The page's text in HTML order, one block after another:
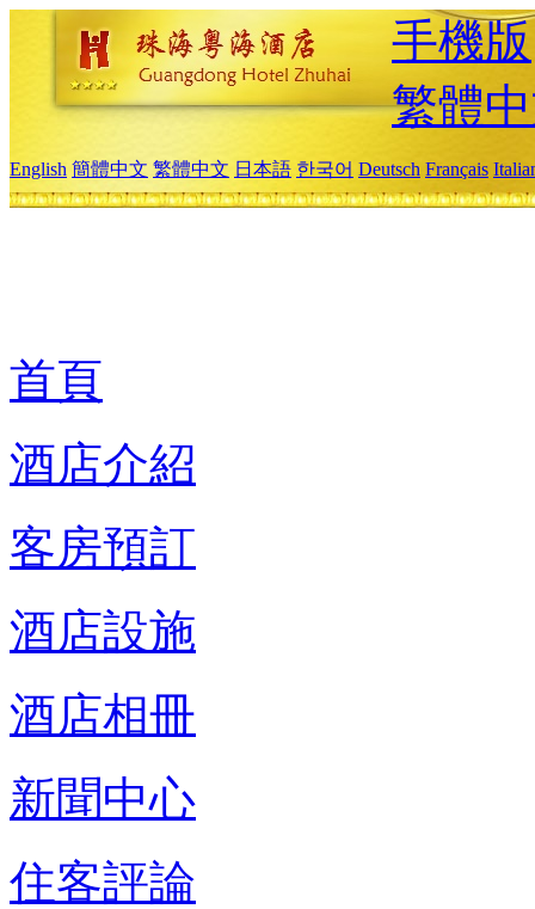
手機版
繁體
English 簡體中文 繁體中文 日本語 한국어 Deutsch Français
首頁
酒店介紹
客房預訂
酒店設施
酒店相冊
新聞中心
住客評論